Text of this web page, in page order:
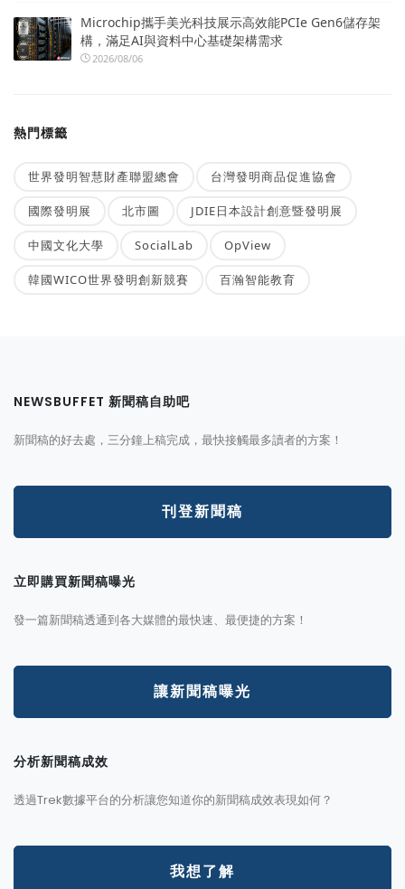
Microchip攜手美光科技展示高效能PCIe Gen6儲存架
構，滿足AI與資料中心基礎架構需求
2026/08/06
熱門標籤
世界發明智慧財產聯盟總會 台灣發明商品促進協會
國際發明展 北市圖 JDIE日本設計創意暨發明展
中國文化大學 SocialLab OpView
韓國WICO世界發明創新競賽 百瀚智能教育
NEWSBUFFET 新聞稿自助吧
新聞稿的好去處，三分鐘上稿完成，最快接觸最多讀者的方案！
刊登新聞稿
立即購買新聞稿曝光
發一篇新聞稿透通到各大媒體的最快速、最便捷的方案！
讓新聞稿曝光
分析新聞稿成效
透過Trek數據平台的分析讓您知道你的新聞稿成效表現如何？
我想了解